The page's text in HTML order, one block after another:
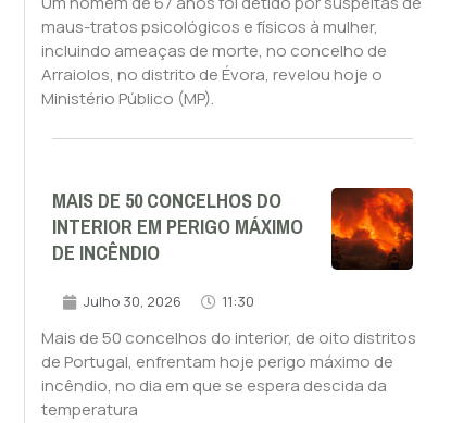
maus-tratos psicológicos e físicos à mulher,
incluindo ameaças de morte, no concelho de
Arraiolos, no distrito de Évora, revelou hoje o
Ministério Público (MP).
MAIS DE 50 CONCELHOS DO
INTERIOR EM PERIGO MÁXIMO
DE INCÊNDIO
Julho 30, 2026 11:30
Mais de 50 concelhos do interior, de oito distritos
de Portugal, enfrentam hoje perigo máximo de
incêndio, no dia em que se espera descida da
temperatura